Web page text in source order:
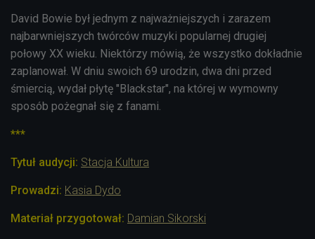
David Bowie był jednym z najważniejszych i zarazem
najbarwniejszych twórców muzyki popularnej drugiej
połowy XX wieku. Niektórzy mówią, że wszystko dokładnie
zaplanował. W dniu swoich 69 urodzin, dwa dni przed
śmiercią, wydał płytę "Blackstar", na której w wymowny
sposób pożegnał się z fanami.
***
Tytuł audycji: Stacja Kultura
Prowadzi: Kasia Dydo
Materiał przygotował: Damian Sikorski